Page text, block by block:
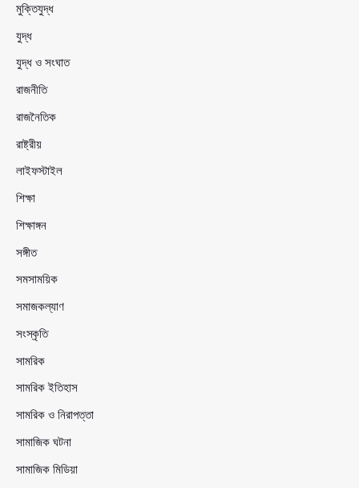
মুক্তিযুদ্ধ
যুদ্ধ
যুদ্ধ ও সংঘাত
রাজনীতি
রাজনৈতিক
রাষ্ট্রীয়
লাইফস্টাইল
শিক্ষা
শিক্ষাঙ্গন
সঙ্গীত
সমসাময়িক
সমাজকল্যাণ
সংস্কৃতি
সামরিক
সামরিক ইতিহাস
সামরিক ও নিরাপত্তা
সামাজিক ঘটনা
সামাজিক মিডিয়া